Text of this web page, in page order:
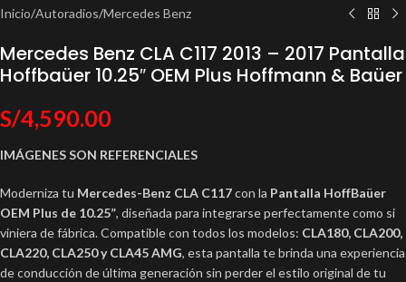
Inicio/Autoradios/Mercedes Benz
Mercedes Benz CLA C117 2013 – 2017 Pantalla
Hoffbaüer 10.25″ OEM Plus Hoffmann & Baüer
S/4,590.00
IMÁGENES SON REFERENCIALES
Moderniza tu Mercedes-Benz CLA C117con la Pantalla HoffBaüer
OEM Plus de 10.25”, diseñada para integrarse perfectamente como si
viniera de fábrica. Compatible con todos los modelos: CLA180, CLA200,
CLA220, CLA250 y CLA45 AMG, esta pantalla te brinda una experiencia
de conducción de última generación sin perder el estilo original de tu